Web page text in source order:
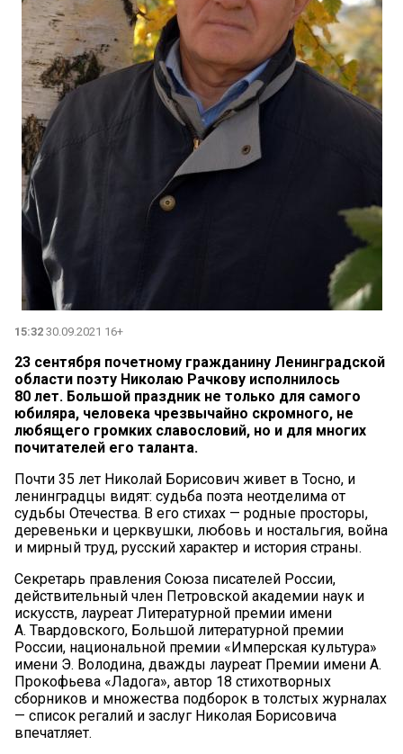
15:32 30.09.2021 16+
23 сентября почетному гражданину Ленинградской
области поэту Николаю Рачкову исполнилось
80 лет. Большой праздник не только для самого
юбиляра, человека чрезвычайно скромного, не
любящего громких славословий, но и для многих
почитателей его таланта.
Почти 35 лет Николай Борисович живет в Тосно, и
ленинградцы видят: судьба поэта неотделима от
судьбы Отечества. В его стихах — родные просторы,
деревеньки и церквушки, любовь и ностальгия, война
и мирный труд, русский характер и история страны.
Секретарь правления Союза писателей России,
действительный член Петровской академии наук и
искусств, лауреат Литературной премии имени
А. Твардовского, Большой литературной премии
России, национальной премии «Имперская культура»
имени Э. Володина, дважды лауреат Премии имени А.
Прокофьева «Ладога», автор 18 стихотворных
сборников и множества подборок в толстых журналах
— список регалий и заслуг Николая Борисовича
впечатляет.